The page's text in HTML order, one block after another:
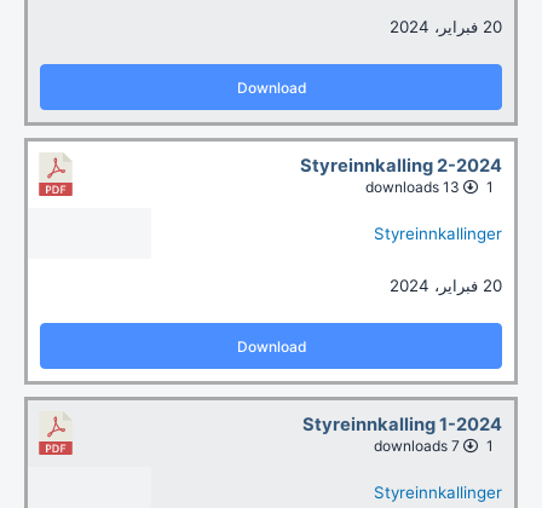
20 فبراير، 2024
Download
Styreinnkalling 2-2024
1
Styreinnkallinger
20 فبراير، 2024
Download
Styreinnkalling 1-2024
1
Styreinnkallinger